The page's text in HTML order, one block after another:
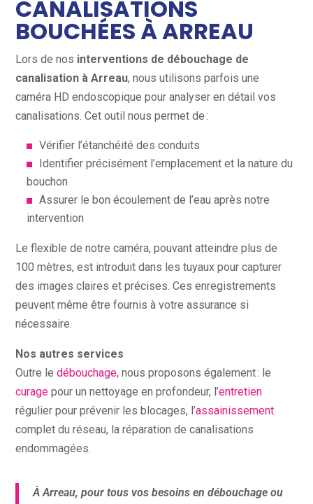
CANALISATIONS
BOUCHÉES À ARREAU
Lors de nos interventions de débouchage de
canalisation à Arreau, nous utilisons parfois une
caméra HD endoscopique pour analyser en détail vos
canalisations. Cet outil nous permet de :
Vérifier l’étanchéité des conduits
Identifier précisément l’emplacement et la nature du
bouchon
Assurer le bon écoulement de l’eau après notre
intervention
Le flexible de notre caméra, pouvant atteindre plus de
100 mètres, est introduit dans les tuyaux pour capturer
des images claires et précises. Ces enregistrements
peuvent même être fournis à votre assurance si
nécessaire.
Nos autres services
Outre ledébouchage, nous proposons également : le
curage pour un nettoyage en profondeur, l’entretien
régulier pour prévenir les blocages, l’assainissement
complet du réseau, la réparation de canalisations
endommagées.
À Arreau, pour tous vos besoins en débouchage ou